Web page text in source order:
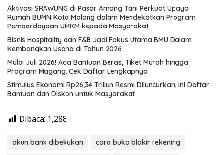
Aktivasi SRAWUNG di Pasar Among Tani Perkuat Upaya
Rumah BUMN Kota Malang dalam Mendekatkan Program
Pemberdayaan UMKM kepada Masyarakat
Bisnis Hospitality dan F&B Jadi Fokus Utama BMU Dalam
Kembangkan Usaha di Tahun 2026
Mulai Juli 2026! Ada Bantuan Beras, Tiket Murah hingga
Program Magang, Cek Daftar Lengkapnya
Stimulus Ekonomi Rp26,34 Triliun Resmi Diluncurkan, Ini Daftar
Bantuan dan Diskon untuk Masyarakat
Dibaca: 1,288
akun bank dibekukan
cara buka blokir rekening